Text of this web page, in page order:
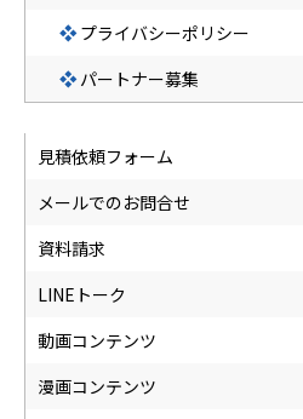
❖プライバシーポリシー
❖パートナー募集
見積依頼フォーム
メールでのお問合せ
資料請求
LINEトーク
動画コンテンツ
漫画コンテンツ